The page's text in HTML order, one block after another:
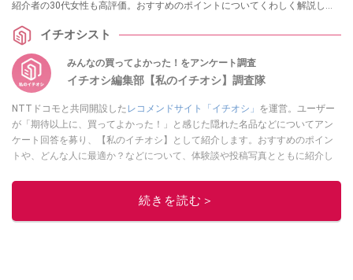
紹介者の30代女性も高評価。おすすめのポイントについてくわしく解説して
イチオシスト
みんなの買ってよかった！をアンケート調査
イチオシ編集部【私のイチオシ】調査隊
NTTドコモと共同開設した レコメンドサイト「イチオシ」 を運営。ユーザー
が「期待以上に、買ってよかった！」と感じた隠れた名品などについてアン
ケート回答を募り、【私のイチオシ】として紹介します。おすすめのポイン
トや、どんな人に最適か？などについて、体験談や投稿写真とともに紹介し
このイチオシストの他の記事を読む
続きを読む＞